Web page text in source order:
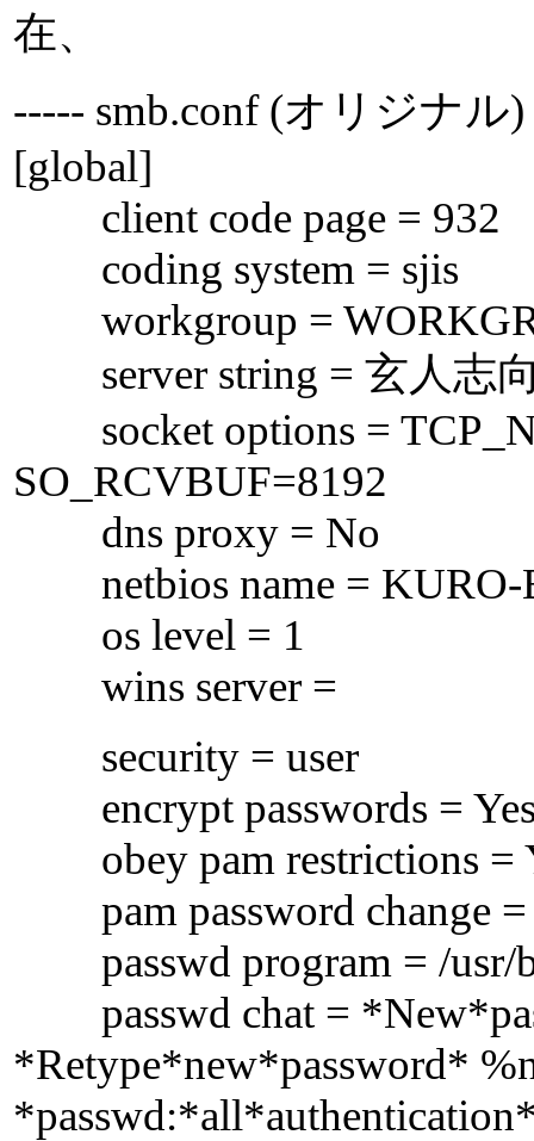
在、
----- smb.conf (オリジナル)
[global]
client code page = 932
coding system = sjis
workgroup =
server string = 玄人志
socket options =
SO_RCVBUF=8192
dns proxy = No
netbios name = KURO-
os level = 1
wins server =
security = user
encrypt passwords =
obey pam restrictions =
pam password change =
passwd program = /usr/
passwd chat =
*Retype*new*password*